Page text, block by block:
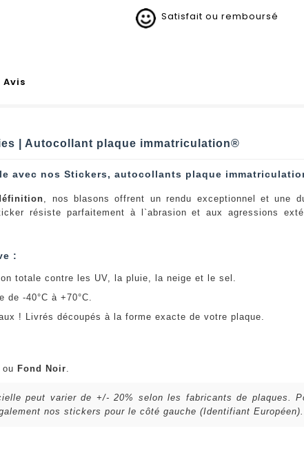
Satisfait ou remboursé
Avis
| Autocollant plaque immatriculation®
avec nos Stickers, autocollants plaque
, nos blasons offrent un rendu exceptionnel et une
résiste parfaitement à l`abrasion et aux agressions
:
totale contre les UV, la pluie, la neige et le sel.
de -40°C à +70°C.
! Livrés découpés à la forme exacte de votre plaque.
ou Fond Noir
peut varier de +/- 20% selon les fabricants de plaques.
nos stickers pour le côté gauche (Identifiant Européen).